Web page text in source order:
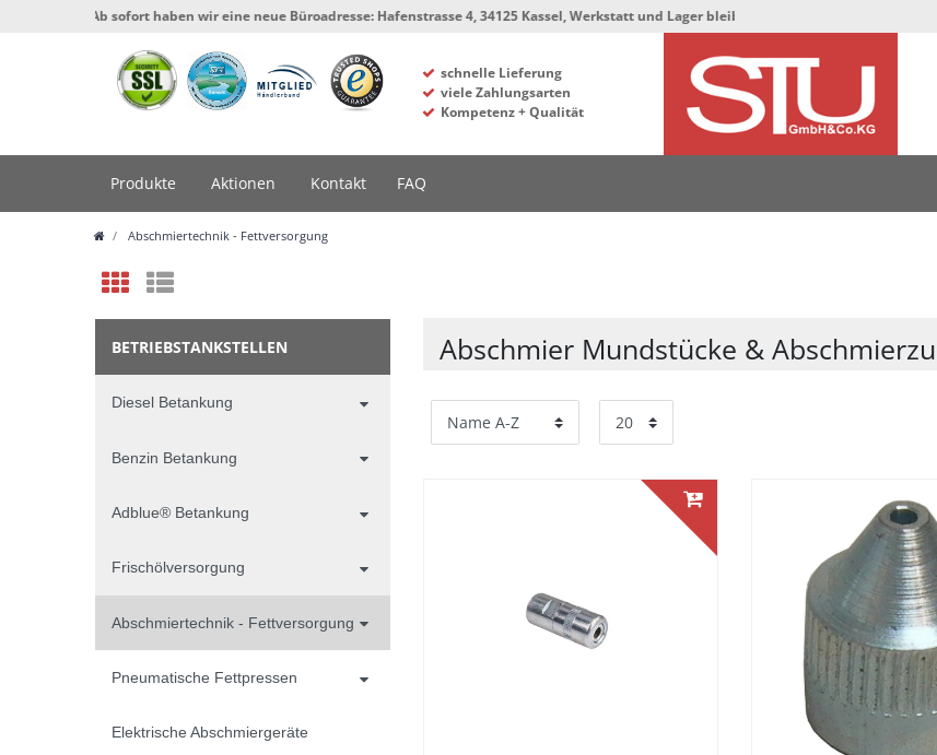
*** Ab sofort haben wir eine neue Büroadresse: Hafenstrasse 4, 34125 Kassel, Werkstatt und Lager bleiben in der Hafenstrasse 76, 34125
schnelle Lieferung
viele Zahlungsarten
Kompetenz + Qualität
Produkte Aktionen Kontakt FAQ
Abschmiertechnik - Fettversorgung
BETRIEBSTANKSTELLEN
Diesel Betankung
Benzin Betankung
Adblue® Betankung
Frischölversorgung
Abschmiertechnik - Fettversorgung
Pneumatische Fettpressen
Elektrische Abschmiergeräte
Abschmier Mundstücke &